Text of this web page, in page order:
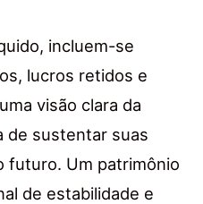
incluem-se
lucros retidos e
visão clara da
de sustentar suas
futuro. Um patrimônio
de estabilidade e